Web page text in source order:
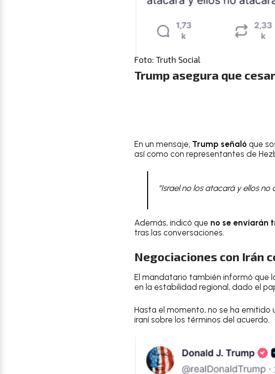
Foto: Truth Social
Trump asegura que
En un mensaje, Trump señaló que
así como con representantes de
“Israel no los atacará y ellos
Además, indicó que no se enviarán
tras las conversaciones.
Negociaciones con Irán
El mandatario también informó que
en la estabilidad regional, dado el
Hasta el momento, no se ha emitido
iraní sobre los términos del acuerdo.